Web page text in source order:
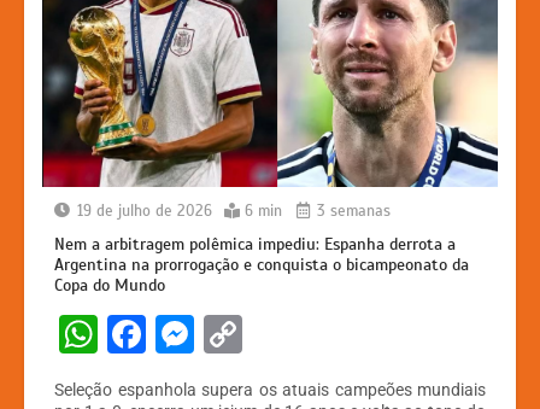
19 de julho de 2026 6 min 3 semanas
Nem a arbitragem polêmica impediu: Espanha derrota a
Argentina na prorrogação e conquista o bicampeonato da
Copa do Mundo
W
h
F
a
M
Seleção espanhola supera os atuais campeões mundiais